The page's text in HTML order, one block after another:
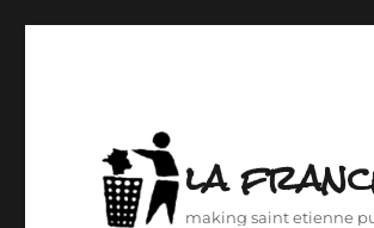
la
making saint etienne